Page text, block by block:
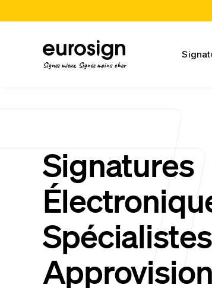
Signez mieux, Signez moins cher
Signatures